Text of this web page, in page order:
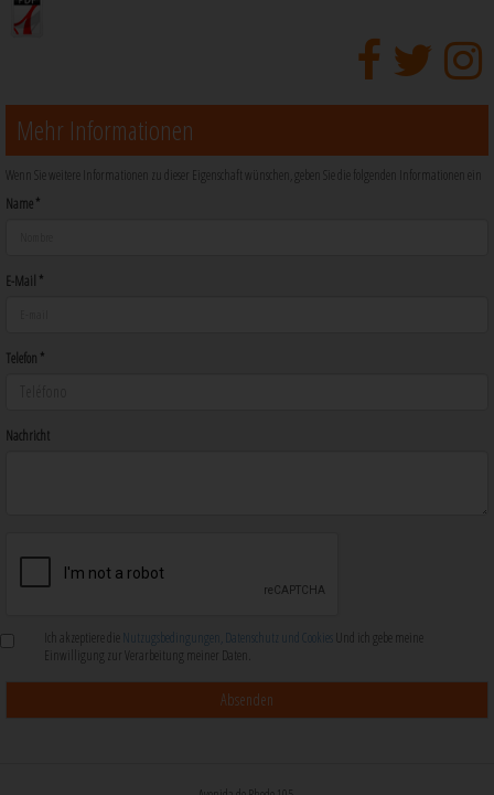
Mehr Informationen
Wenn Sie weitere Informationen zu dieser Eigenschaft wünschen, geben Sie die folgenden Informationen ein
Name *
E-Mail *
Telefon *
Nachricht
Ich akzeptiere die Nutzugsbedingungen, Datenschutz und Cookies Und ich gebe meine
Einwilligung zur Verarbeitung meiner Daten.